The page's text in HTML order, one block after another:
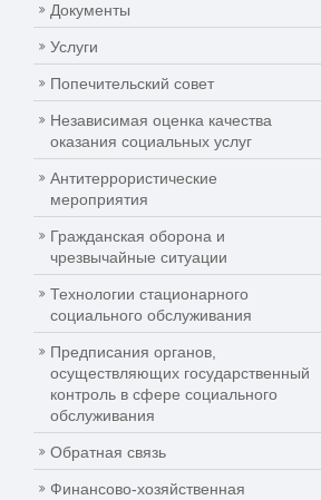
Документы
Услуги
Попечительский совет
Независимая оценка качества
оказания социальных услуг
Антитеррористические
мероприятия
Гражданская оборона и
чрезвычайные ситуации
Технологии стационарного
социального обслуживания
Предписания органов,
осуществляющих государственный
контроль в сфере социального
обслуживания
Обратная связь
Финансово-хозяйственная